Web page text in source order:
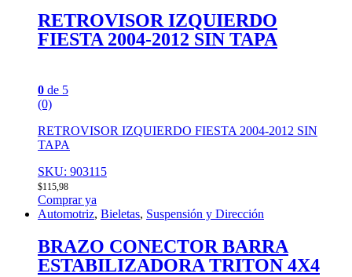
RETROVISOR IZQUIERDO
FIESTA 2004-2012 SIN TAPA
0 de 5
(0)
RETROVISOR IZQUIERDO FIESTA 2004-2012 SIN
TAPA
SKU: 903115
$115,98
Comprar ya
Automotriz, Bieletas, Suspensión y Dirección
BRAZO CONECTOR BARRA
ESTABILIZADORA TRITON 4X4